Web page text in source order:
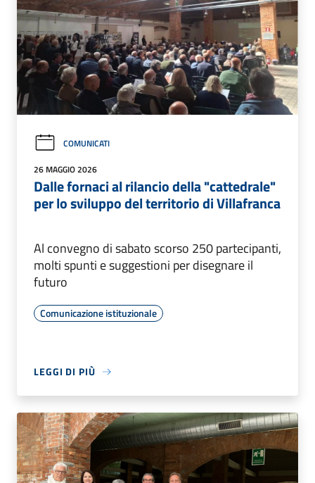
COMUNICATI
26 MAGGIO 2026
Dalle fornaci al rilancio della "cattedrale"
per lo sviluppo del territorio di Villafranca
Al convegno di sabato scorso 250 partecipanti,
molti spunti e suggestioni per disegnare il
futuro
Comunicazione istituzionale
LEGGI DI PIÙ